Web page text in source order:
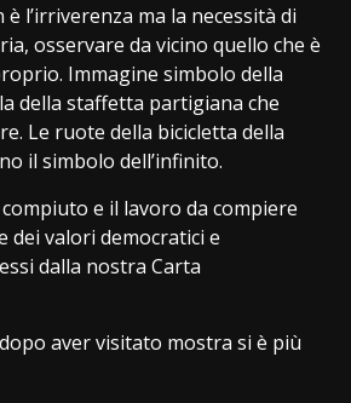
l’irriverenza ma la necessità di
osservare da vicino quello che è
Immagine simbolo della
della staffetta partigiana che
Le ruote della bicicletta della
il simbolo dell’infinito.
e il lavoro da compiere
dei valori democratici e
dalla nostra Carta
aver visitato mostra si è più